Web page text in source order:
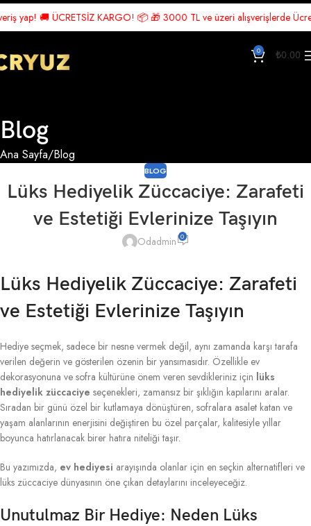
KARGO! 📦 🎁 3000 TL ve üzeri alışverişlerde Ücretsiz
0 ₺0.00
Blog
Ana Sayfa Blog
BLOG
Lüks Hediyelik Züccaciye: Zarafeti
ve Estetiği Evlerinize Taşıyın
Odadmin 0
Lüks Hediyelik Züccaciye: Zarafeti
ve Estetiği Evlerinize Taşıyın
Hediye seçmek, sadece bir nesne vermek değil, aynı zamanda karşı tarafa
verilen değerin ve gösterilen özenin bir yansımasıdır. Özellikle ev
dekorasyonuna ve sofra kültürüne önem veren sevdikleriniz için lüks
hediyelik züccaciye seçenekleri, zamansız bir şıklığın kapılarını aralar.
Sıradan bir günü özel bir kutlamaya dönüştüren, sofralara asalet katan ve
yaşam alanlarının enerjisini değiştiren bu özel parçalar, kalitesiyle yıllar
boyunca hatırlanacak birer hatıra niteliği taşır.
Bu yazımızda, ev hediyesi arayışında olanlar için en seçkin alternatifleri ve
lüks züccaciye dünyasının öne çıkan detaylarını inceleyeceğiz.
Unutulmaz Bir Hediye: Neden Lüks